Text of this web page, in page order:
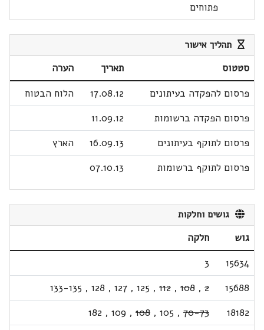
פתוחים
תהליך אישור
סטטוס תאריך
הערה
פרסום להפקדה בעיתונים
17.08.12
הלוח הבטוח
פרסום הפקדה ברשומות
11.09.12
פרסום לתוקף בעיתונים
16.09.13
הארץ
פרסום לתוקף ברשומות
07.10.13
גושים וחלקות
גוש
חלקה
15634
3
15688
2
,
108
,
112
,
125
,
127
,
128
,
133-135
18182
70-73
,
105
,
108
,
109
,
182